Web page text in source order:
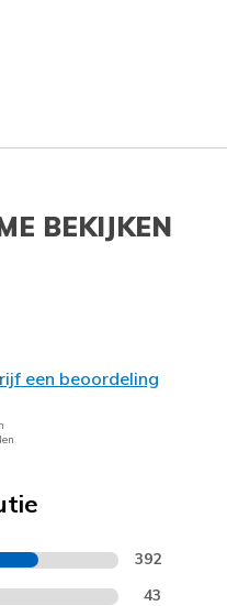
BEKIJKEN
een beoordeling
392
43